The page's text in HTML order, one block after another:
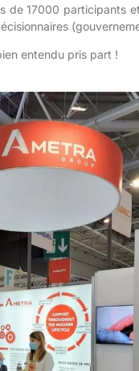
de 17000 participants
entendu pris part !